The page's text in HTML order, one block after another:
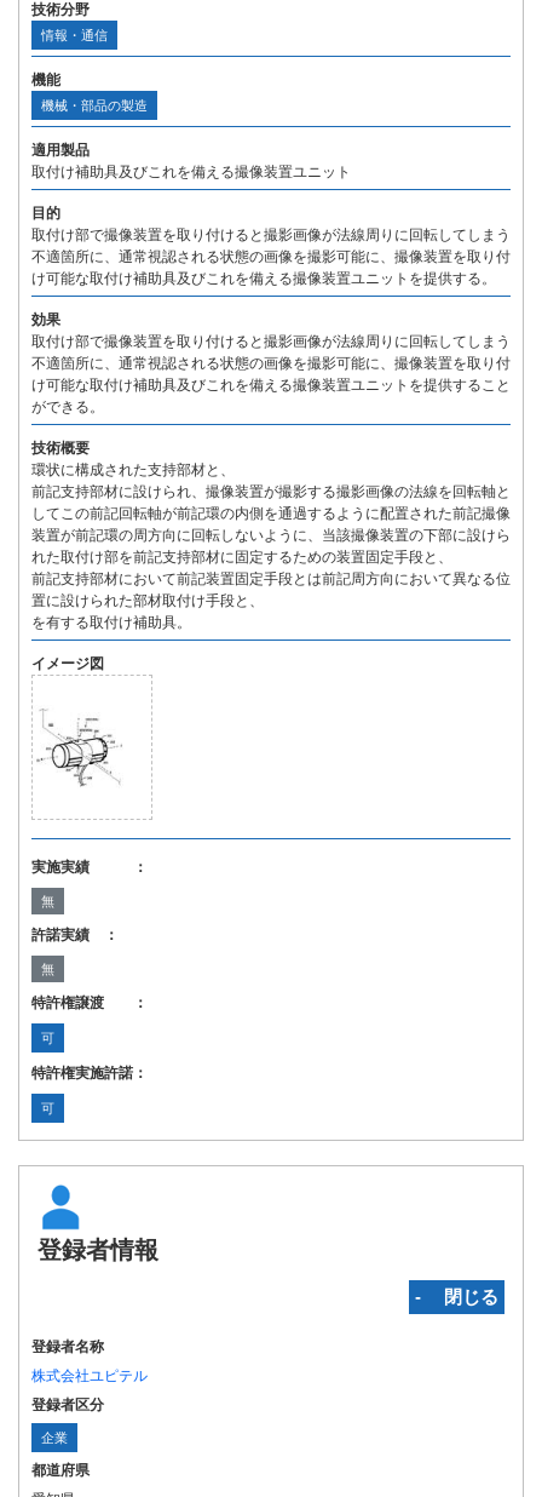
技術分野
情報・通信
機能
機械・部品の製造
適用製品
取付け補助具及びこれを備える撮像装置ユニット
目的
取付け部で撮像装置を取り付けると撮影画像が法線周りに回転してしまう
不適箇所に、通常視認される状態の画像を撮影可能に、撮像装置を取り付
け可能な取付け補助具及びこれを備える撮像装置ユニットを提供する。
効果
取付け部で撮像装置を取り付けると撮影画像が法線周りに回転してしまう
不適箇所に、通常視認される状態の画像を撮影可能に、撮像装置を取り付
け可能な取付け補助具及びこれを備える撮像装置ユニットを提供すること
ができる。
技術概要
環状に構成された支持部材と、
前記支持部材に設けられ、撮像装置が撮影する撮影画像の法線を回転軸と
してこの前記回転軸が前記環の内側を通過するように配置された前記撮像
装置が前記環の周方向に回転しないように、当該撮像装置の下部に設けら
れた取付け部を前記支持部材に固定するための装置固定手段と、
前記支持部材において前記装置固定手段とは前記周方向において異なる位
置に設けられた部材取付け手段と、
を有する取付け補助具。
イメージ図
実施実績 ：
無
許諾実績 ：
無
特許権譲渡 ：
可
特許権実施許諾：
可
登録者情報
‐ 閉じる
登録者名称
株式会社ユピテル
登録者区分
企業
都道府県